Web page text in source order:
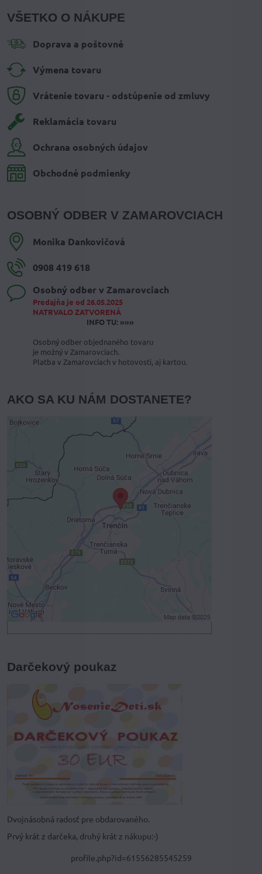
VŠETKO O NÁKUPE
Doprava a poštovné
Výmena tovaru
Vrátenie tovaru - odstúpenie od zmluvy
Reklamácia tovaru
Ochrana osobných údajov
Obchodné podmienky
OSOBNÝ ODBER V ZAMAROVCIACH
Monika Dankovičová
0908 419 618
Osobný odber v Zamarovciach
Predajňa je od 26.05.2025
NATRVALO ZATVORENÁ
INFO TU: »»»
Osobný odber objednaného tovaru
je možný v Zamarovciach.
Platba v Zamarovciach v hotovosti, aj kartou.
AKO SA KU NÁM DOSTANETE?
Externý obsah je blokovaný
Voľbami súkromia
Prajete si načítať externý obsah?
Povoliť tentokrát
Povoliť a zapamätať - súhlas s druhom
cookie: Funkčné
Darčekový poukaz
Dvojnásobná radosť pre obdarovaného.
Prvý krát z darčeka, druhý krát z nákupu:-)
profile.php?id=61556285545259